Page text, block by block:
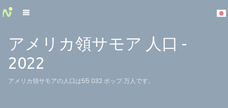
アメリカ領サモア 人口 -
2022
アメリカ領サモアの人口は55 032 ポップ.万人です。